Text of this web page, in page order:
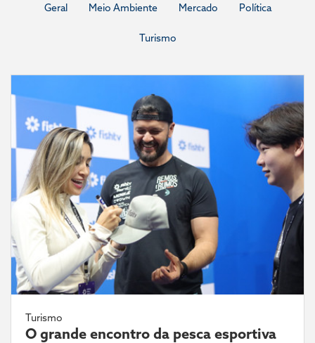
Geral Meio Ambiente Mercado Política
Turismo
Turismo
O grande encontro da pesca esportiva